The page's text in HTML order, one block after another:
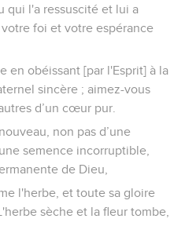
qui l'a ressuscité et lui a
foi et votre espérance
en obéissant [par l'Esprit] à la
sincère ; aimez-vous
d’un cœur pur.
non pas d’une
semence incorruptible,
de Dieu,
l'herbe, et toute sa gloire
sèche et la fleur tombe,